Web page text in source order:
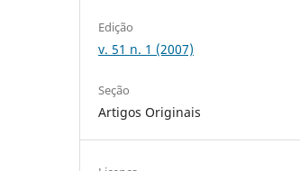
Edição
v. 51 n. 1 (2007)
Seção
Artigos Originais